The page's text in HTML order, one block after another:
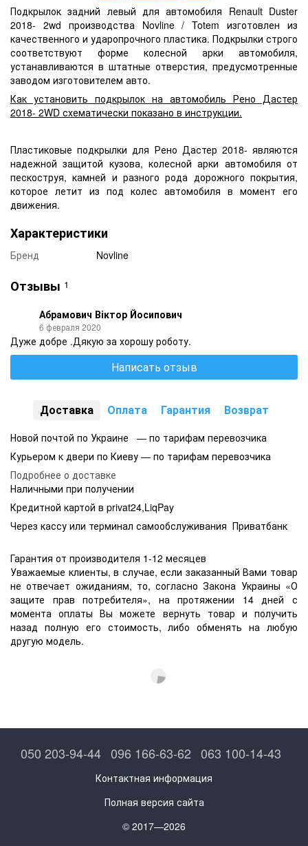
Подкрылок задний левый для автомобиля Renault Duster
2018- 2wd производства Novline / Totem изготовлен из
качественного и ударопрочного пластика. Подкрылки строго
соответствуют форме колесной арки автомобиля,
устанавливаются в штатные отверстия, предусмотренные
заводом изготовителем авто.
Как установить подкрылок на автомобиль Рено Дастер
2018- 2WD схематически показано в инструкции.
Пластиковые подкрылки для Рено Дастер 2018- являются
надежной защитой кузова, колесной арки автомобиля от
пескоструя, камней и разного рода дорожного покрытия,
которое летит из под колес автомобиля в момент его
движения.
Характеристики
Бренд Novline
Отзывы 1
Абрамович Віктор Йосипович
6 февраля 2020
Дуже добре .Дякую за хорошу роботу.
Написать отзыв
Доставка Оплата Гарантия Возврат
Новой почтой по Украине — по тарифам перевозчика
Курьером к двери по Киеву — по тарифам перевозчика
Подробнее о доставке
Наличными при получении
Кредитной картой в privat24,LiqPay
Через кассу или терминал самообслуживания Приватбанк
Гарантия от производителя 1-12 месяцев
Уважаемые клиенты, в случае, если заказанный Вами товар
не отвечает ожиданиям, то, согласно Закона Украины «О
защите прав потребителя», на протяжении 14 дней с
момента оплаты Вы можете вернуть товар и получить
назад полную его стоимость, либо обменять на любую
другую модель.
050 203-94-44 096 166-63-62 063 100-14-43
Контактная информация
Полная версия сайта
© 2017—2026